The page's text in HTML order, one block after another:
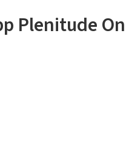
Plenitude